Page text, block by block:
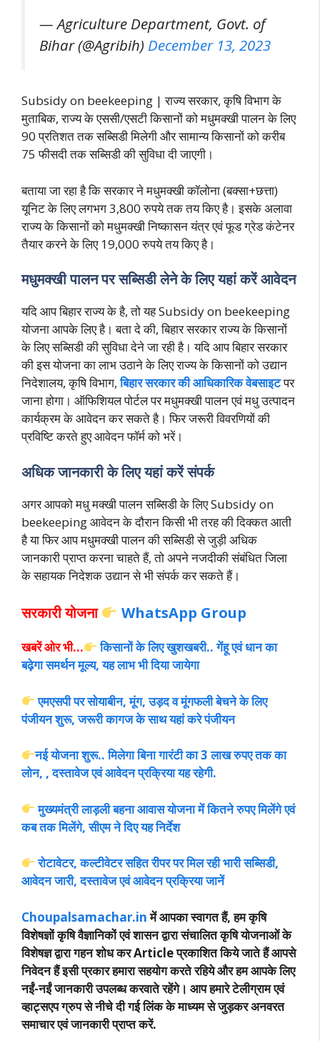
— Agriculture Department, Govt. of
Bihar (@Agribih) December 13, 2023
Subsidy on beekeeping | राज्य सरकार, कृषि विभाग के
मुताबिक, राज्य के एससी/एसटी किसानों को मधुमक्खी पालन के लिए
90 प्रतिशत तक सब्सिडी मिलेगी और सामान्य किसानों को करीब
75 फीसदी तक सब्सिडी की सुविधा दी जाएगी।
बताया जा रहा है कि सरकार ने मधुमक्खी कॉलोना (बक्सा+छत्ता)
यूनिट के लिए लगभग 3,800 रुपये तक तय किए है। इसके अलावा
राज्य के किसानों को मधुमक्खी निष्कासन यंत्र एवं फूड ग्रेड कंटेनर
तैयार करने के लिए 19,000 रुपये तय किए है।
मधुमक्खी पालन पर सब्सिडी लेने के लिए यहां करें आवेदन
यदि आप बिहार राज्य के है, तो यह Subsidy on beekeeping
योजना आपके लिए है। बता दे की, बिहार सरकार राज्य के किसानों
के लिए सब्सिडी की सुविधा देने जा रही है। यदि आप बिहार सरकार
की इस योजना का लाभ उठाने के लिए राज्य के किसानों को उद्यान
निदेशालय, कृषि विभाग,बिहार सरकार की आधिकारिक वेबसाइटपर
जाना होगा। ऑफिशियल पोर्टल पर मधुमक्खी पालन एवं मधु उत्पादन
कार्यक्रम के आवेदन कर सकते है। फिर जरूरी विवरणियों की
प्रविष्टि करते हुए आवेदन फॉर्म को भरें।
अधिक जानकारी के लिए यहां करें संपर्क
अगर आपको मधु मक्खी पालन सब्सिडी के लिए Subsidy on
beekeeping आवेदन के दौरान किसी भी तरह की दिक्कत आती
है या फिर आप मधुमक्खी पालन की सब्सिडी से जुड़ी अधिक
जानकारी प्राप्त करना चाहते हैं, तो अपने नजदीकी संबंधित जिला
के सहायक निदेशक उद्यान से भी संपर्क कर सकते हैं।
सरकारी योजना WhatsApp Group
खबरें ओर भी…
किसानों के लिए खुशखबरी.. गेंहू एवं धान का
बढ़ेगा समर्थन मूल्य, यह लाभ भी दिया जायेगा
एमएसपी पर सोयाबीन, मूंग, उड़द व मूंगफली बेचने के लिए
पंजीयन शुरू, जरूरी कागज के साथ यहां करे पंजीयन
नई योजना शुरू.. मिलेगा बिना गारंटी का 3 लाख रुपए तक का
लोन, , दस्तावेज एवं आवेदन प्रक्रिया यह रहेगी.
मुख्यमंत्री लाड़ली बहना आवास योजना में कितने रुपए मिलेंगे एवं
कब तक मिलेंगे, सीएम ने दिए यह निर्देश
रोटावेटर, कल्टीवेटर सहित रीपर पर मिल रही भारी सब्सिडी,
आवेदन जारी, दस्तावेज एवं आवेदन प्रक्रिया जानें
Choupalsamachar.inमें आपका स्वागत हैं, हम कृषि
विशेषज्ञों कृषि वैज्ञानिकों एवं शासन द्वारा संचालित कृषि योजनाओं के
विशेषज्ञ द्वारा गहन शोध कर Article प्रकाशित किये जाते हैं आपसे
निवेदन हैं इसी प्रकार हमारा सहयोग करते रहिये और हम आपके लिए
नईं-नईं जानकारी उपलब्ध करवाते रहेंगे। आप हमारे टेलीग्राम एवं
व्हाट्सएप ग्रुप से नीचे दी गई लिंक के माध्यम से जुड़कर अनवरत
समाचार एवं जानकारी प्राप्त करें.